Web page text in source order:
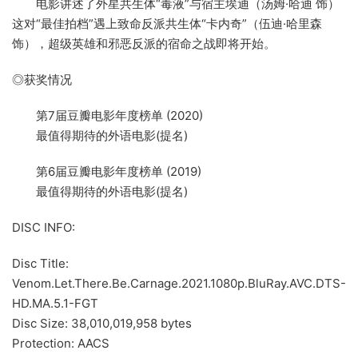
电影讲述了外星共生体“毒液”与宿主埃迪（汤姆·哈迪 饰）
这对“最佳拍档”遇上致命反派共生体“卡内奇”（伍迪·哈里森
饰），超级英雄和邪恶反派的宿命之战即将开始。
◎获奖情况
第7届豆瓣电影年度榜单 (2020)
最值得期待的外语电影(提名)
第6届豆瓣电影年度榜单 (2019)
最值得期待的外语电影(提名)
DISC INFO:
Disc Title:
Venom.Let.There.Be.Carnage.2021.1080p.BluRay.AVC.DTS-
HD.MA.5.1-FGT
Disc Size: 38,010,019,958 bytes
Protection: AACS